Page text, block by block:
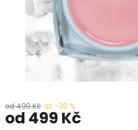
od 499 Kč až –30 %
od 499 Kč